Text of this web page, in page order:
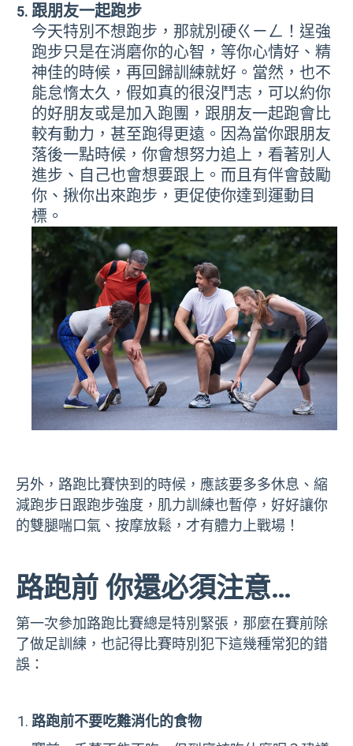
跟朋友一起跑步
今天特別不想跑步，那就別硬ㄍㄧㄥ！逞強
跑步只是在消磨你的心智，等你心情好、精
神佳的時候，再回歸訓練就好。當然，也不
能怠惰太久，假如真的很沒鬥志，可以約你
的好朋友或是加入跑團，跟朋友一起跑會比
較有動力，甚至跑得更遠。因為當你跟朋友
落後一點時候，你會想努力追上，看著別人
進步、自己也會想要跟上。而且有伴會鼓勵
你、揪你出來跑步，更促使你達到運動目
標。
另外，路跑比賽快到的時候，應該要多多休息、縮
減跑步日跟跑步強度，肌力訓練也暫停，好好讓你
的雙腿喘口氣、按摩放鬆，才有體力上戰場！
路跑前 你還必須注意…
第一次參加路跑比賽總是特別緊張，那麼在賽前除
了做足訓練，也記得比賽時別犯下這幾種常犯的錯
誤：
路跑前不要吃難消化的食物